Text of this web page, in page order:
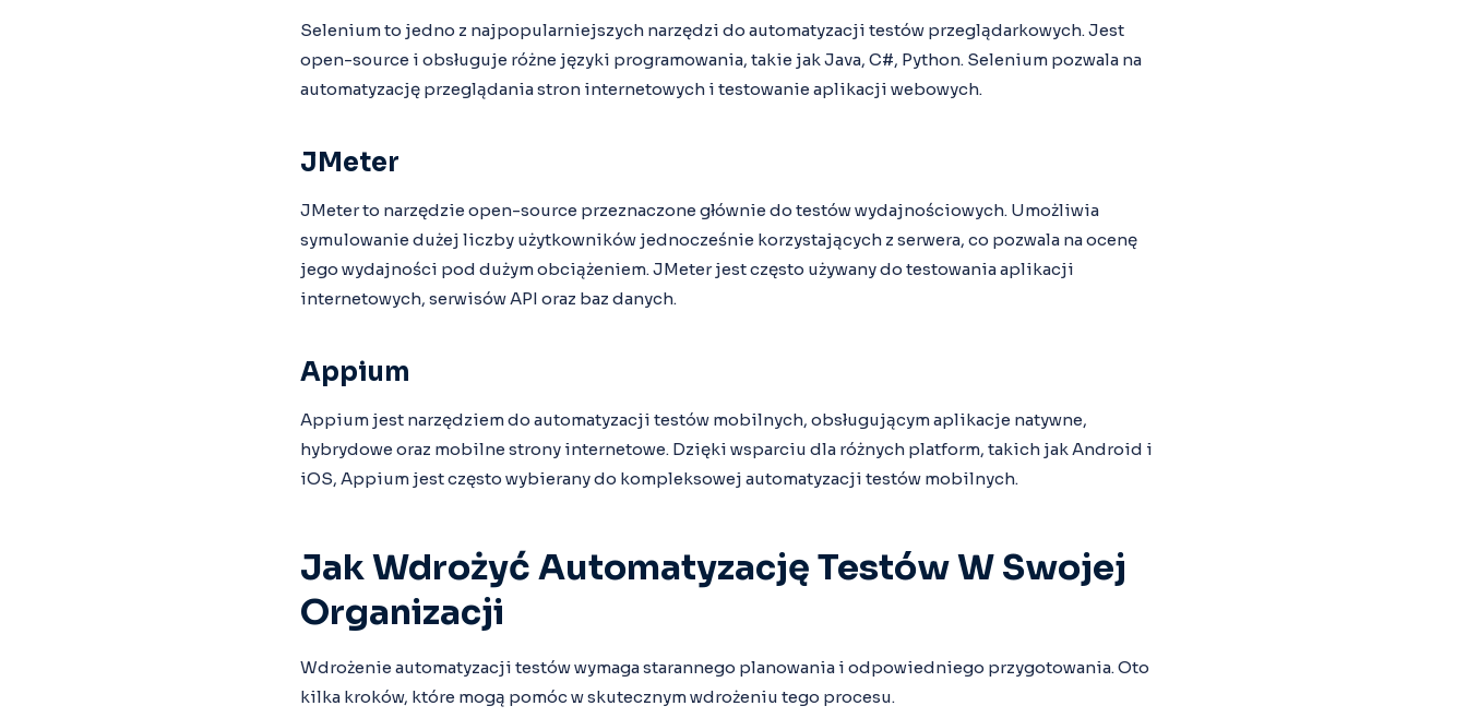
Selenium to jedno z najpopularniejszych narzędzi do automatyzacji testów przeglądarkowych. Jest
open-source i obsługuje różne języki programowania, takie jak Java, C#, Python. Selenium pozwala na
automatyzację przeglądania stron internetowych i testowanie aplikacji webowych.
JMeter
JMeter to narzędzie open-source przeznaczone głównie do testów wydajnościowych. Umożliwia
symulowanie dużej liczby użytkowników jednocześnie korzystających z serwera, co pozwala na ocenę
jego wydajności pod dużym obciążeniem. JMeter jest często używany do testowania aplikacji
internetowych, serwisów API oraz baz danych.
Appium
Appium jest narzędziem do automatyzacji testów mobilnych, obsługującym aplikacje natywne,
hybrydowe oraz mobilne strony internetowe. Dzięki wsparciu dla różnych platform, takich jak Android i
iOS, Appium jest często wybierany do kompleksowej automatyzacji testów mobilnych.
Jak Wdrożyć Automatyzację Testów W Swojej
Organizacji
Wdrożenie automatyzacji testów wymaga starannego planowania i odpowiedniego przygotowania. Oto
kilka kroków, które mogą pomóc w skutecznym wdrożeniu tego procesu.